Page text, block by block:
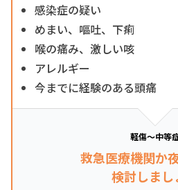
感染症の疑い
めまい、嘔吐、下痢
喉の痛み、激しい咳
アレルギー
今までに経験のある頭痛
軽傷～中等
救急医療機関か
検討しまし